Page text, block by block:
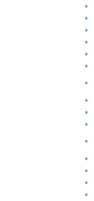
•
•
•
•
•
•
•
•
•
•
•
•
•
•
•